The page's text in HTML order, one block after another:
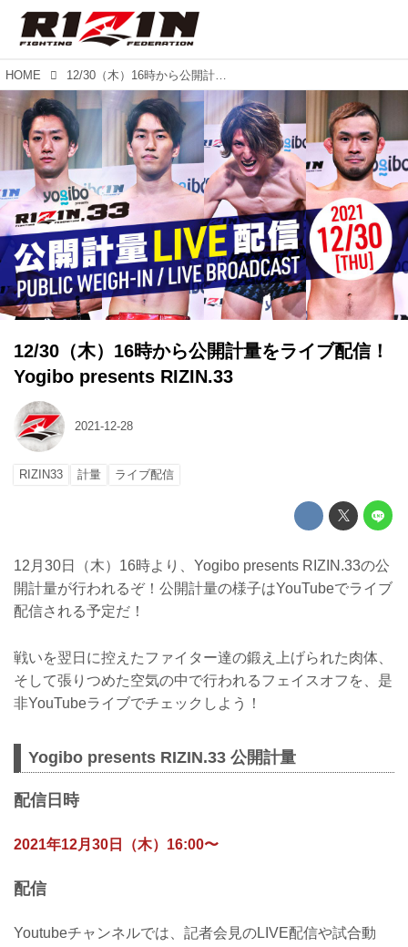
HOME 12/30（木）16時から公開計量をライブ配信！Yogibo presents RIZIN.33
12/30（木）16時から公開計量をライブ配信！
Yogibo presents RIZIN.33
2021-12-28
RIZIN33 計量 ライブ配信
12月30日（木）16時より、Yogibo presents RIZIN.33の公
開計量が行われるぞ！公開計量の様子はYouTubeでライブ
配信される予定だ！
戦いを翌日に控えたファイター達の鍛え上げられた肉体、
そして張りつめた空気の中で行われるフェイスオフを、是
非YouTubeライブでチェックしよう！
Yogibo presents RIZIN.33 公開計量
配信日時
2021年12月30日（木）16:00〜
配信
Youtubeチャンネルでは、記者会見のLIVE配信や試合動